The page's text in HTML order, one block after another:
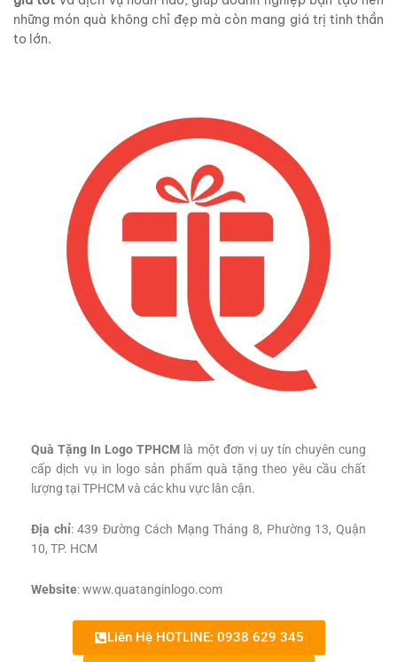
những món quà không chỉ đẹp mà còn mang giá trị tinh thần
to lớn.
Quà Tặng In Logo TPHCM là một đơn vị uy tín chuyên cung
cấp dịch vụ in logo sản phẩm quà tặng theo yêu cầu chất
lượng tại TPHCM và các khu vực lân cận.
Địa chỉ: 439 Đường Cách Mạng Tháng 8, Phường 13, Quận
10, TP. HCM
Website: www.quatanginlogo.com
Liên Hệ HOTLINE: 0938 629 345